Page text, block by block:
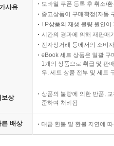
사유
모바일 쿠폰 등록 후 취소/
중고상품이 구매확정(자동
LP상품의 재생 불량 원인
시간의 경과에 의해 재판매
전자상거래 등에서의 소비
eBook 세트 상품은 일괄 구
1개의 상품으로 취급 및 판
우, 세트 상품 전부 및 세트
보상
상품의 불량에 의한 반품,
준하여 처리됨
배상 대금 환불 및 환불 지연에